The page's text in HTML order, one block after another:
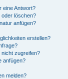
eine Antwort?
oder löschen?
anfügen?
erstellen?
zugreifen?
anfügen?
melden?